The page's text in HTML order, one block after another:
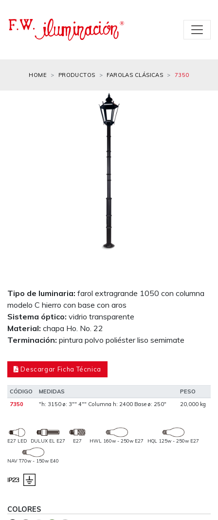
HOME PRODUCTOS FAROLAS CLÁSICAS 7350
Tipo de luminaria: farol extragrande 1050 con columna
modelo C hierro con base con aros
Sistema óptico: vidrio transparente
Material: chapa Ho. No. 22
Terminación: pintura polvo poliéster liso semimate
Descargar Ficha Técnica
CÓDIGO MEDIDAS
PESO
7350
"h: 3150 ø: 3"" 4"" Columna h: 2400 Base ø: 250" 20,000 kg
E27 LED DULUX EL E27 E27 HWL 160w - 250w E27 HQL 125w - 250w E27
NAV T70w - 150w E40
COLORES